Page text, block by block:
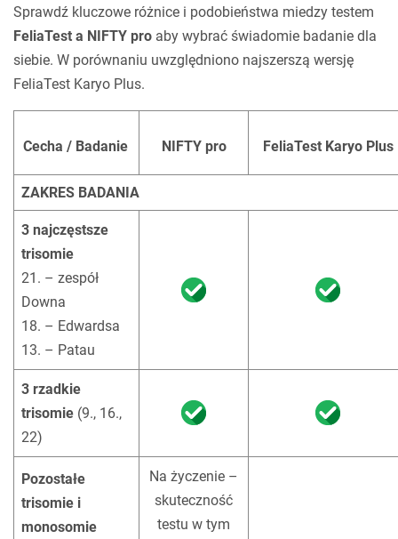
Sprawdź kluczowe różnice i podobieństwa miedzy testem
FeliaTest a NIFTY pro aby wybrać świadomie badanie dla
siebie. W porównaniu uwzględniono najszerszą wersję
FeliaTest Karyo Plus.
Cecha / Badanie NIFTY pro FeliaTest Karyo Plus
ZAKRES BADANIA
3 najczęstsze
trisomie
21. – zespół
Downa
18. – Edwardsa
13. – Patau
3 rzadkie
trisomie (9., 16.,
22)
Pozostałe
trisomie i
monosomie
Na życzenie –
skuteczność
testu w tym